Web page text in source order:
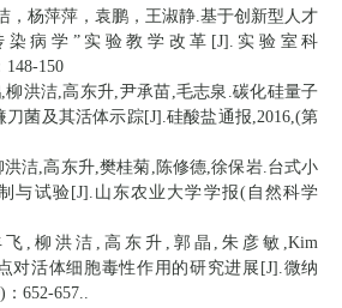
，杨萍萍，袁鹏，王淑静.基于创新型人才
染病学”实验教学改革[J].实验室科
148-150
柳洪洁,高东升,尹承苗,毛志泉.碳化硅量子
刀菌及其活体示踪[J].硅酸盐通报,2016,(第
洪洁,高东升,樊桂菊,陈修德,徐保岩.台式小
与试验[J].山东农业大学学报(自然科学
飞,柳洪洁,高东升,郭晶,朱彦敏,Kim
对活体细胞毒性作用的研究进展[J].微纳
：652-657..